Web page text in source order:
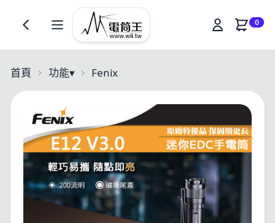
0
首頁 功能▾ Fenix